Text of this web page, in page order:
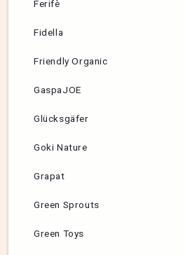
Ferifè
Fidella
Friendly Organic
GaspaJOE
Glücksgäfer
Goki Nature
Grapat
Green Sprouts
Green Toys